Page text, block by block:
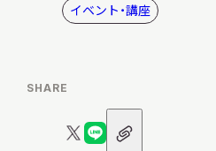
イベント・講座
SHARE
X
LINE
URL
ア